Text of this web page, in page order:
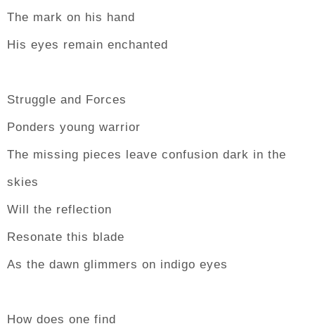
The mark on his hand
His eyes remain enchanted
Struggle and Forces
Ponders young warrior
The missing pieces leave confusion dark in the
skies
Will the reflection
Resonate this blade
As the dawn glimmers on indigo eyes
How does one find